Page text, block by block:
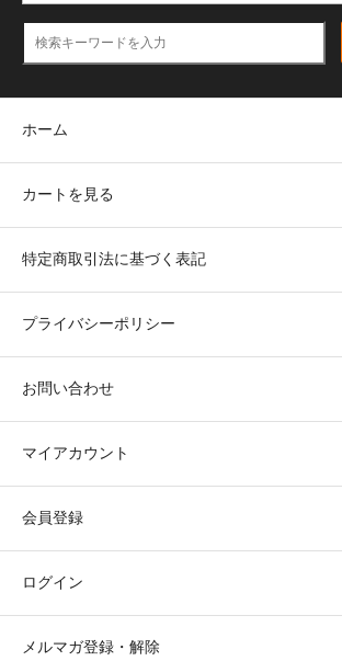
ホーム
カートを見る
特定商取引法に基づく表記
プライバシーポリシー
お問い合わせ
マイアカウント
会員登録
ログイン
メルマガ登録・解除